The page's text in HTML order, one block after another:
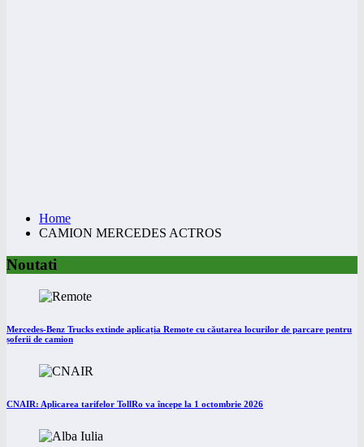
Home
CAMION MERCEDES ACTROS
Noutati
Mercedes-Benz Trucks extinde aplicația Remote cu căutarea locurilor de parcare pentru
șoferii de camion
CNAIR: Aplicarea tarifelor TollRo va începe la 1 octombrie 2026